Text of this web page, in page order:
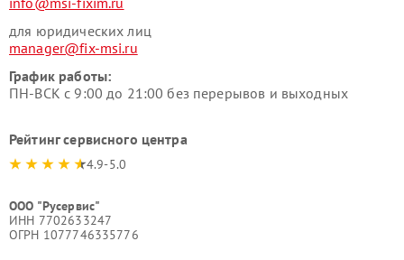
для юридических лиц
manager@fix-msi.ru
График работы:
ПН-ВСК с 9:00 до 21:00 без перерывов и выходных
Рейтинг сервисного центра
4.9-5.0
ООО "Русервис"
ИНН 7702633247
ОГРН 1077746335776